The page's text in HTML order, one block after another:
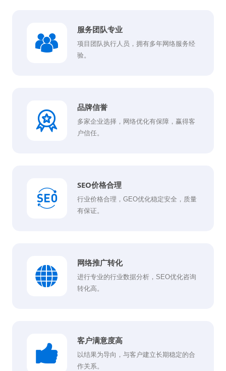
服务团队专业
项目团队执行人员，拥有多年网络服务经
验。
品牌信誉
多家企业选择，网络优化有保障，赢得客
户信任。
SEO价格合理
行业价格合理，GEO优化稳定安全，质量
有保证。
网络推广转化
进行专业的行业数据分析，SEO优化咨询
转化高。
客户满意度高
以结果为导向，与客户建立长期稳定的合
作关系。